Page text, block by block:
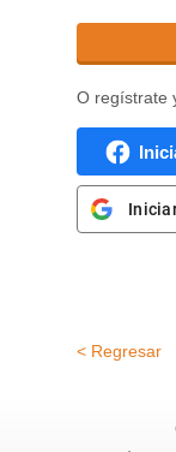
O regístrate
< Regresar